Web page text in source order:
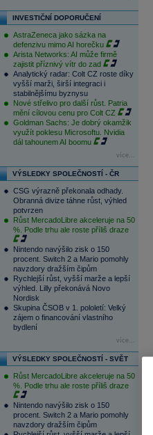
INVESTIČNÍ DOPORUČENÍ
AstraZeneca jako sázka na
defenzivu mimo AI horečku
Arista Networks: AI může firmě
zajistit příznivý vítr do zad
Analytický radar: Colt CZ roste díky
vyšší marži, širší integraci i
stabilnějšímu byznysu
Nové střelivo pro další růst. Patria
mění cílovou cenu pro Colt CZ
Goldman Sachs: Je dobrý okamžik
využít poklesu Microsoftu. Nvidia
dál tahounem AI boomu
více...
VÝSLEDKY SPOLEČNOSTÍ - ČR
CSG výrazně překonala odhady.
Obranná divize táhne růst, výhled
potvrzen
Růst MercadoLibre akceleruje na 50
%. Podle trhu ale roste příliš draze
Nintendo navýšilo zisk o 150
procent. Switch 2 a Mario pomohly
navzdory dražším čipům
Rychlejší růst, vyšší marže a lepší
výhled. Lilly překonává Novo
Nordisk
Skupina ČSOB v 1. pololetí: Velký
zájem o financování vlastního
bydlení
více...
VÝSLEDKY SPOLEČNOSTÍ - SVĚT
Růst MercadoLibre akceleruje na 50
%. Podle trhu ale roste příliš draze
Nintendo navýšilo zisk o 150
procent. Switch 2 a Mario pomohly
navzdory dražším čipům